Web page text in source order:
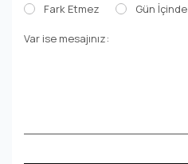
Fark Etmez Gün İçinde
Var ise mesajınız: